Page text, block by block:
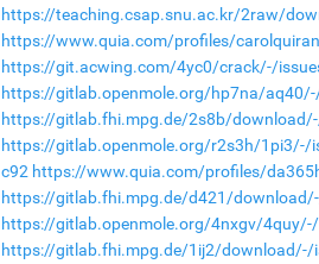
https://teaching.csap.snu.ac.kr/2raw/
https://www.quia.com/profiles/
https://git.acwing.com/4yc0/crack/-/
https://gitlab.openmole.org/hp7na/
https://gitlab.fhi.mpg.de/2s8b/
https://gitlab.openmole.org/r2s3h/1pi3/-/
c92 https://www.quia.com/profiles/
https://gitlab.fhi.mpg.de/d421/
https://gitlab.openmole.org/4nxgv/
https://gitlab.fhi.mpg.de/1ij2/download/-/